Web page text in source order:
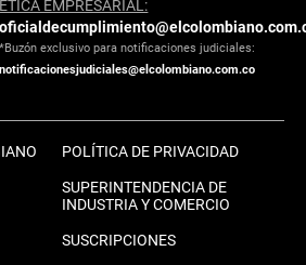
ÉTICA EMPRESARIAL:
*Buzón exclusivo para notificaciones judiciales:
notificacionesjudiciales@elcolombiano.com.co
POLÍTICA DE PRIVACIDAD
SUPERINTENDENCIA DE
INDUSTRIA Y COMERCIO
SUSCRIPCIONES